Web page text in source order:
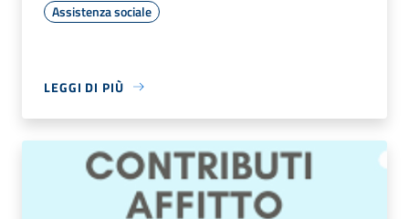
Assistenza sociale
LEGGI DI PIÙ